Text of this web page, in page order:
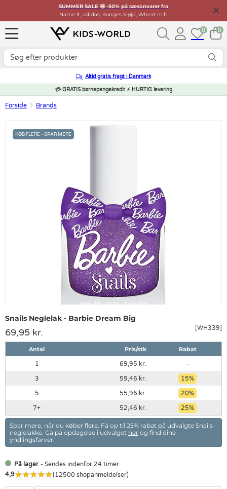
SUMMER SALE 🤩 -50% på sæsonvarer fra
Name It, adidas, Konges Sløjd, Wheat m.fl.
0 0
Altid gratis fragt i Danmark
💳 GRATIS børnepengekredit ⚡ HURTIG levering
Forside Brands
KØB FLERE - SPAR MERE
Snails Neglelak - Barbie Dream Big
[WH339]
69,95 kr.
Antal Pris/stk Rabat
1 69,95 kr. -
3 59,46 kr. 15
5 55,96 kr. 20
7 52,46 kr. 25
Spar mere, når du køber flere. Få op til 25% rabat på udvalgte Snails-
neglelakke. Gå på opdagelse i udvalget her og find dine
yndlingsfarver.
På lager - Sendes indenfor 24 timer
4,9
(12500 shopanmeldelser)